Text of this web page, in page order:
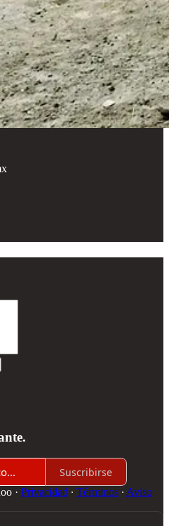
Suscribirse
· Privacidad ∙ Términos ∙ Aviso